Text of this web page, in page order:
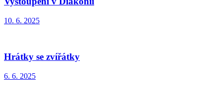
10. 6. 2025
Hrátky se zvířátky
6. 6. 2025